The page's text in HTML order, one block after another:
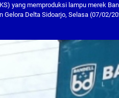
yang memproduksi lampu merek
Gelora Delta Sidoarjo, Selasa (07/02/